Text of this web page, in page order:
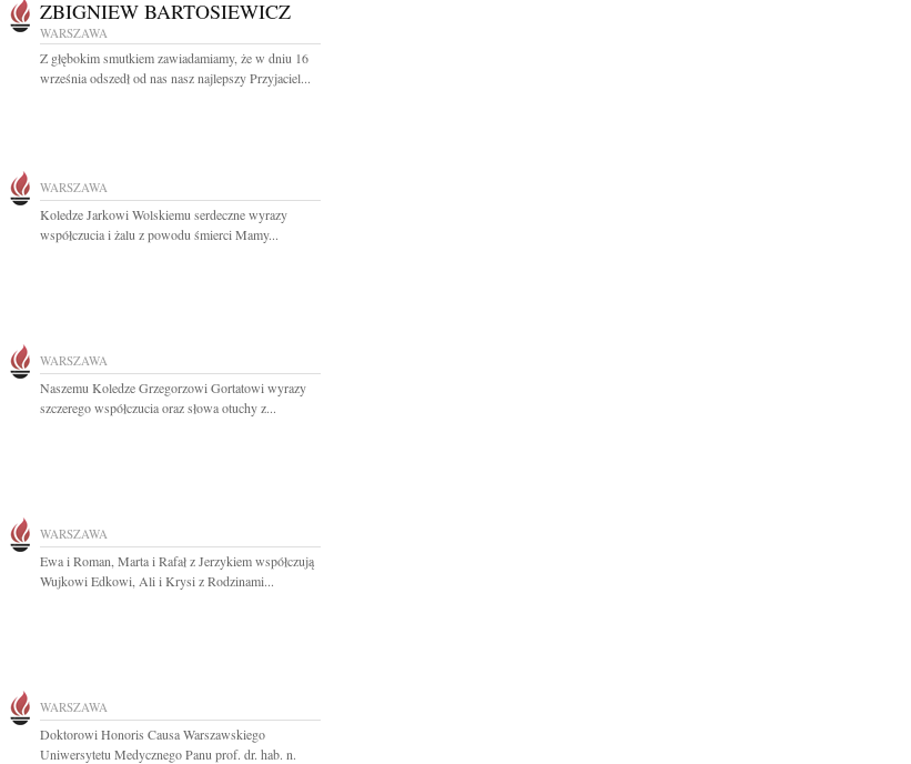
ZBIGNIEW BARTOSIEWICZ
WARSZAWA
Z głębokim smutkiem zawiadamiamy, że w dniu 16
września odszedł od nas nasz najlepszy Przyjaciel...
WARSZAWA
Koledze Jarkowi Wolskiemu serdeczne wyrazy
współczucia i żalu z powodu śmierci Mamy...
WARSZAWA
Naszemu Koledze Grzegorzowi Gortatowi wyrazy
szczerego współczucia oraz słowa otuchy z...
WARSZAWA
Ewa i Roman, Marta i Rafał z Jerzykiem współczują
Wujkowi Edkowi, Ali i Krysi z Rodzinami...
WARSZAWA
Doktorowi Honoris Causa Warszawskiego
Uniwersytetu Medycznego Panu prof. dr. hab. n.